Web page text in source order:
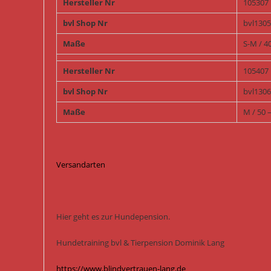
Hersteller Nr
105307
bvl Shop Nr
Maße
S-M /
Hersteller Nr
105407
bvl Shop Nr
Maße
M / 50
Versandarten
Hier geht es zur Hundepension.
Hundetraining bvl & Tierpension Dominik Lang
https://www.blindvertrauen-lang.de